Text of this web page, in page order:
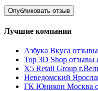
Лучшие компании
Азбука Вкуса
Top 3D Shop отзывы
X5 Retail Group
Неведомский
ГК Юникон Москва